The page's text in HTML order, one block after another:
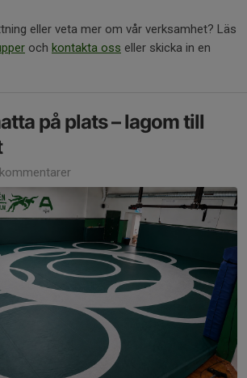
eller veta mer om vår verksamhet? Läs
och kontakta oss eller skicka in en
på plats – lagom till